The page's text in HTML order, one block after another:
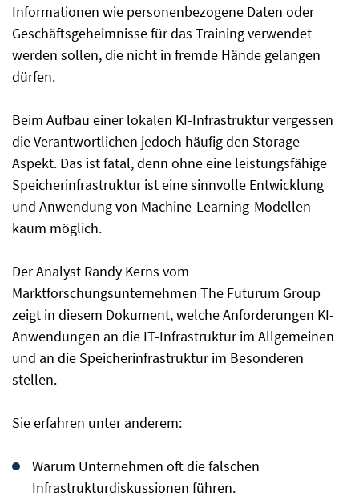
Informationen wie personenbezogene Daten oder
Geschäftsgeheimnisse für das Training verwendet
werden sollen, die nicht in fremde Hände gelangen
dürfen.
Beim Aufbau einer lokalen KI-Infrastruktur vergessen
die Verantwortlichen jedoch häufig den Storage-
Aspekt. Das ist fatal, denn ohne eine leistungsfähige
Speicherinfrastruktur ist eine sinnvolle Entwicklung
und Anwendung von Machine-Learning-Modellen
kaum möglich.
Der Analyst Randy Kerns vom
Marktforschungsunternehmen The Futurum Group
zeigt in diesem Dokument, welche Anforderungen KI-
Anwendungen an die IT-Infrastruktur im Allgemeinen
und an die Speicherinfrastruktur im Besonderen
stellen.
Sie erfahren unter anderem:
Warum Unternehmen oft die falschen
Infrastrukturdiskussionen führen.